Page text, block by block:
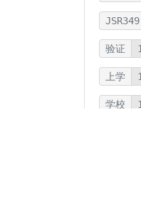
JSR349
验证 1
上学 1
学校